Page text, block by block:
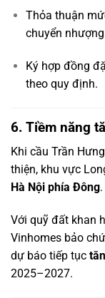
Thỏa thuận
chuyển
Ký hợp đồng
theo quy định.
6. Tiềm năng
Khi cầu Trần
thiện, khu vực
Hà Nội phía Đông.
Với quỹ đất khan
Vinhomes bảo
dự báo tiếp tục
2025–2027.